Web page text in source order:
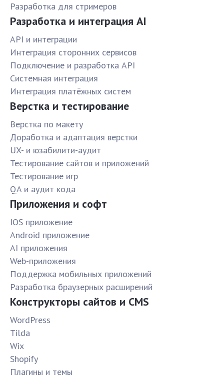
Разработка для стримеров
Разработка и интеграция AI
API и интеграции
Интеграция сторонних сервисов
Подключение и разработка API
Системная интеграция
Интеграция платёжных систем
Верстка и тестирование
Верстка по макету
Доработка и адаптация верстки
UX- и юзабилити-аудит
Тестирование сайтов и приложений
Тестирование игр
QA и аудит кода
Приложения и софт
IOS приложение
Android приложение
AI приложения
Web-приложения
Поддержка мобильных приложений
Разработка браузерных расширений
Конструкторы сайтов и CMS
WordPress
Tilda
Wix
Shopify
Плагины и темы